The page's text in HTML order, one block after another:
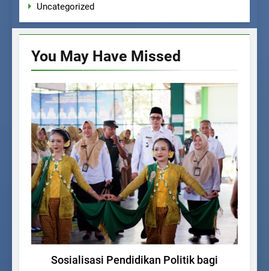
Uncategorized
You May Have Missed
UNCATEGORIZED
Sosialisasi Pendidikan Politik bagi